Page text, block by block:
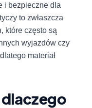
i bezpieczne dla
to zwłaszcza
które często są
wyjazdów czy
materiał